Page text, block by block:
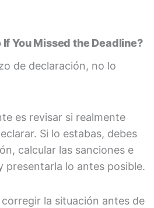
If You Missed the Deadline?
de declaración, no lo
es revisar si realmente
Si lo estabas, debes
calcular las sanciones e
presentarla lo antes posible.
la situación antes de